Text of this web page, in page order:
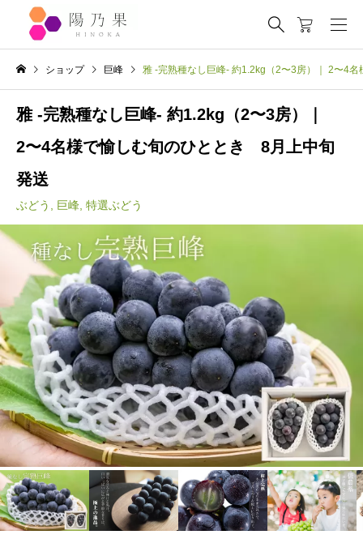
ショップ 巨峰 雅 -完熟種なし巨峰- 約1.2kg（2〜3房）｜ 2〜4
雅 -完熟種なし巨峰- 約1.2kg（2〜3房）｜
2〜4名様で愉しむ旬のひととき 8月上中旬
発送
ぶどう 巨峰 特選ぶどう